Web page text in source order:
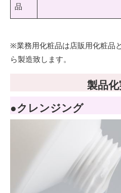
品
※業務用化粧品は店販用化粧品
ら製造致します。
製品
●クレンジング